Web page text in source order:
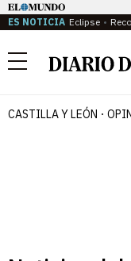
ES NOTICIA Eclipse
Menú
CASTILLA Y LEÓN